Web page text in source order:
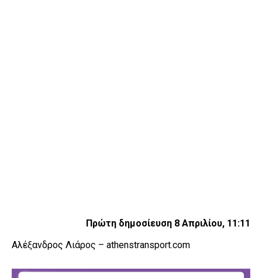
Πρώτη δημοσίευση 8 Απριλίου, 11:11
Αλέξανδρος Λιάρος – athenstransport.com